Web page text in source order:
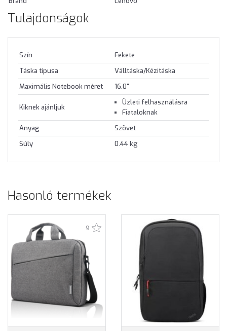
Tulajdonságok
Szín
Fekete
Táska típusa
Válltáska/Kézitáska
Maximális Notebook méret
16.0"
Kiknek ajánljuk
Üzleti felhasználásra
Fiataloknak
Anyag
Szövet
Súly
0.44 kg
Hasonló termékek
9